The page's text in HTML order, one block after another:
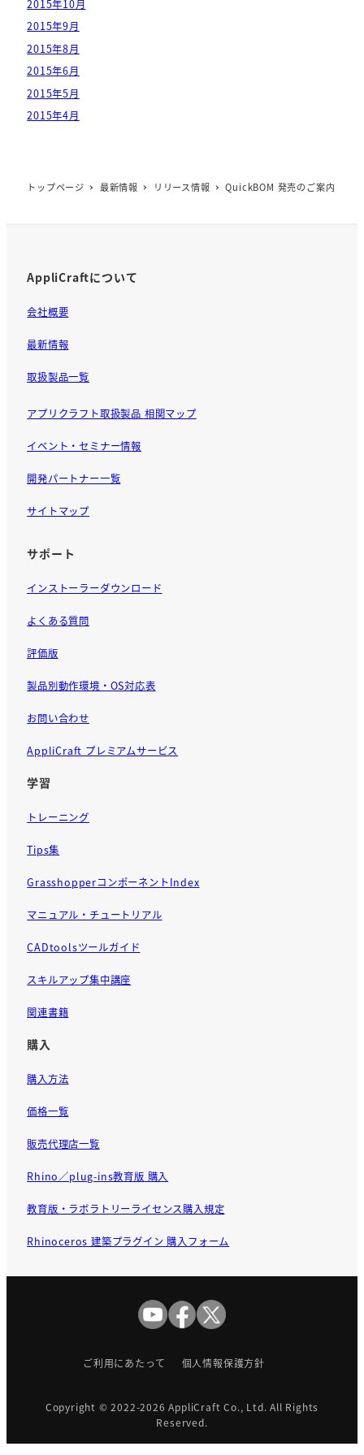
2015年10月
2015年9月
2015年8月
2015年6月
2015年5月
2015年4月
トップページ 最新情報 リリース情報 QuickBOM 発売のご案内
AppliCraftについて
会社概要
最新情報
取扱製品一覧
アプリクラフト取扱製品 相関マップ
イベント・セミナー情報
開発パートナー一覧
サイトマップ
サポート
インストーラーダウンロード
よくある質問
評価版
製品別動作環境・OS対応表
お問い合わせ
AppliCraft プレミアムサービス
学習
トレーニング
Tips集
GrasshopperコンポーネントIndex
マニュアル・チュートリアル
CADtoolsツールガイド
スキルアップ集中講座
関連書籍
購入
購入方法
価格一覧
販売代理店一覧
Rhino／plug-ins教育版 購入
教育版・ラボラトリーライセンス購入規定
Rhinoceros 建築プラグイン 購入フォーム
Copyright © 2022-2026AppliCraft Co., Ltd. All Rights
Reserved.
ご利用にあたって 個人情報保護方針